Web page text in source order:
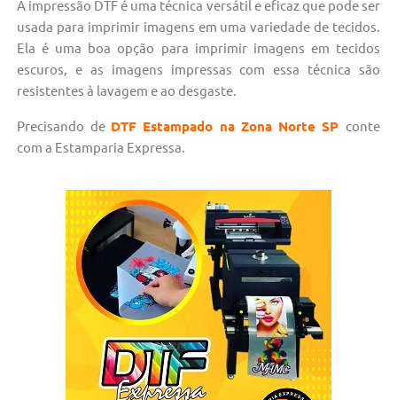
A impressão DTF é uma técnica versátil e eficaz que pode ser
usada para imprimir imagens em uma variedade de tecidos.
Ela é uma boa opção para imprimir imagens em tecidos
escuros, e as imagens impressas com essa técnica são
resistentes à lavagem e ao desgaste.
Precisando de DTF Estampado na Zona Norte SP conte
com a Estamparia Expressa.